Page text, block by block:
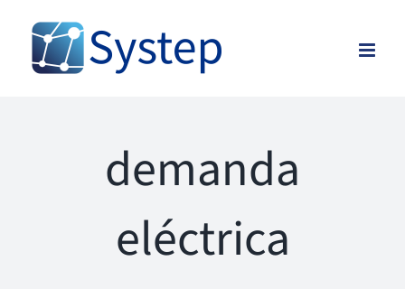
content
demanda
eléctrica